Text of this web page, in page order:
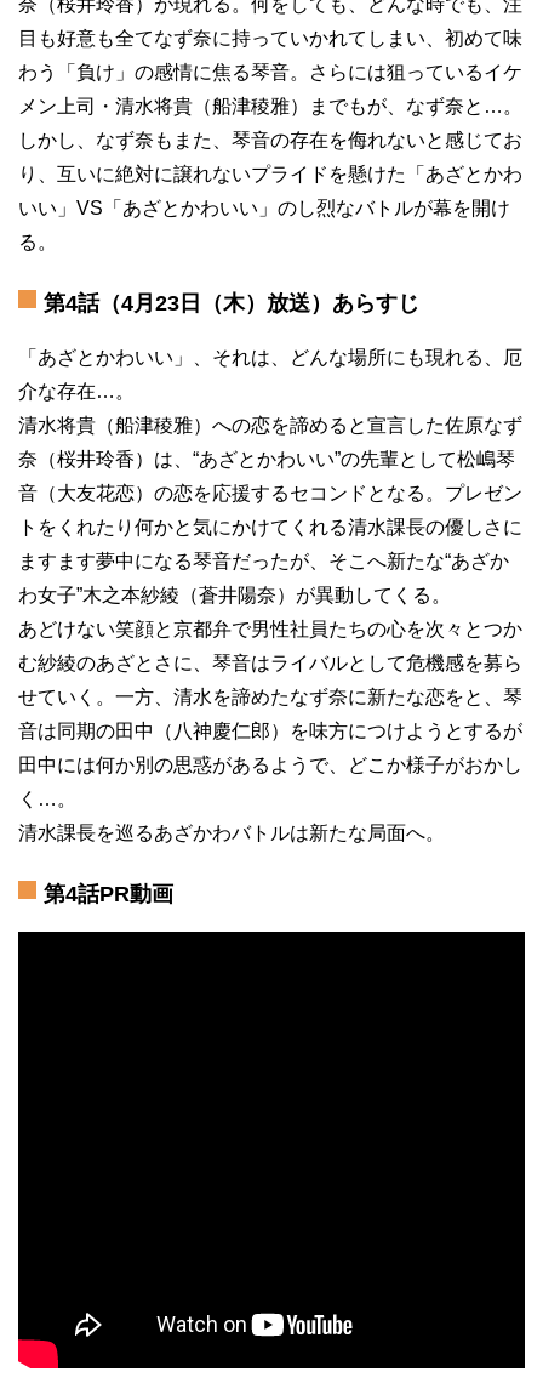
奈（桜井玲香）が現れる。何をしても、どんな時でも、注
目も好意も全てなず奈に持っていかれてしまい、初めて味
わう「負け」の感情に焦る琴音。さらには狙っているイケ
メン上司・清水将貴（船津稜雅）までもが、なず奈と…。
しかし、なず奈もまた、琴音の存在を侮れないと感じてお
り、互いに絶対に譲れないプライドを懸けた「あざとかわ
いい」VS「あざとかわいい」のし烈なバトルが幕を開け
る。
第4話（4月23日（木）放送）あらすじ
「あざとかわいい」、それは、どんな場所にも現れる、厄
介な存在…。
清水将貴（船津稜雅）への恋を諦めると宣言した佐原なず
奈（桜井玲香）は、“あざとかわいい”の先輩として松嶋琴
音（大友花恋）の恋を応援するセコンドとなる。プレゼン
トをくれたり何かと気にかけてくれる清水課長の優しさに
ますます夢中になる琴音だったが、そこへ新たな“あざか
わ女子”木之本紗綾（蒼井陽奈）が異動してくる。
あどけない笑顔と京都弁で男性社員たちの心を次々とつか
む紗綾のあざとさに、琴音はライバルとして危機感を募ら
せていく。一方、清水を諦めたなず奈に新たな恋をと、琴
音は同期の田中（八神慶仁郎）を味方につけようとするが
田中には何か別の思惑があるようで、どこか様子がおかし
く…。
清水課長を巡るあざかわバトルは新たな局面へ。
第4話PR動画